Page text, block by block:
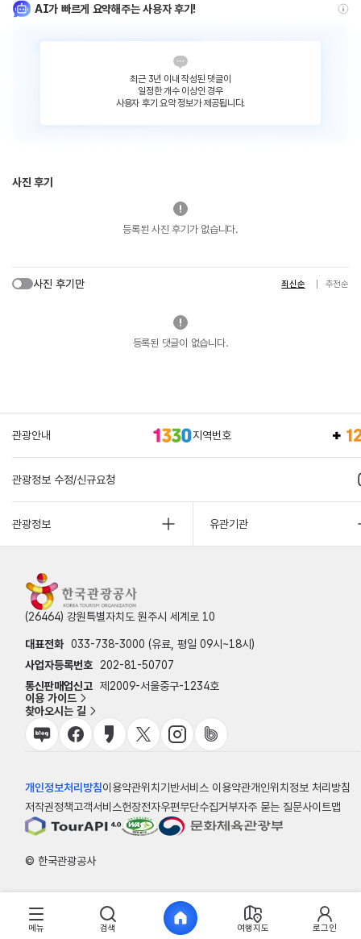
AI가 빠르게 요약해주는 사용자 후기!
최근 3년 이내 작성된 댓글이
일정한 개수 이상인 경우
사용자 후기 요약 정보가 제공됩니다.
사진 후기
등록된 사진 후기가 없습니다.
사진 후기만 최신순 추천순
등록된 댓글이 없습니다.
관광안내 지역번호
관광정보 수정/신규요청
관광정보 유관기관
(26464) 강원특별자치도 원주시 세계로 10
대표전화 033-738-3000 (유료, 평일 09시~18시)
사업자등록번호
202-81-50707
통신판매업신고 제2009-서울중구-1234호
이용 가이드
찾아오시는 길
개인정보처리방침이용약관위치기반서비스 이용약관개인위치정보 처리방침
저작권정책고객서비스헌장전자우편무단수집거부자주 묻는 질문사이트맵
© 한국관광공사
메뉴 검색 여행지도 로그인